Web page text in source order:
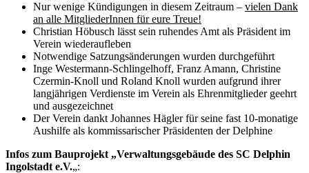
Nur wenige Kündigungen in diesem Zeitraum – vielen Dank
an alle MitgliederInnen für eure Treue!
Christian Höbusch lässt sein ruhendes Amt als Präsident im
Verein wiederaufleben
Notwendige Satzungsänderungen wurden durchgeführt
Inge Westermann-Schlingelhoff, Franz Amann, Christine
Czermin-Knoll und Roland Knoll wurden aufgrund ihrer
langjährigen Verdienste im Verein als Ehrenmitglieder geehrt
und ausgezeichnet
Der Verein dankt Johannes Hägler für seine fast 10-monatige
Aushilfe als kommissarischer Präsidenten der Delphine
Infos zum Bauprojekt „Verwaltungsgebäude des SC Delphin
Ingolstadt e.V.„: